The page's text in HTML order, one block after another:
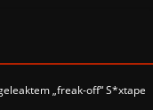
„freak-off“ S*xtape